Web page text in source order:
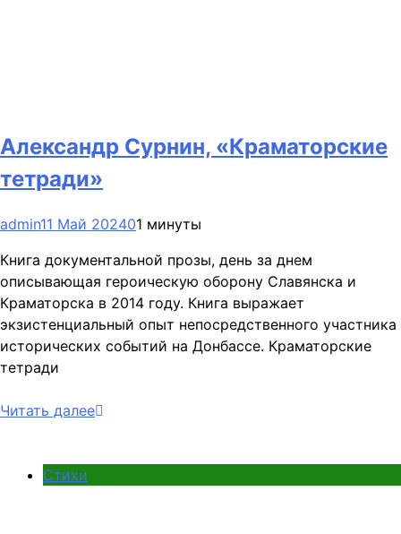
Александр Сурнин, «Краматорские
тетради»
admin11 Май 202401 минуты
Книга документальной прозы, день за днем
описывающая героическую оборону Славянска и
Краматорска в 2014 году. Книга выражает
экзистенциальный опыт непосредственного участника
исторических событий на Донбассе. Краматорские
тетради
Читать далее
Стихи